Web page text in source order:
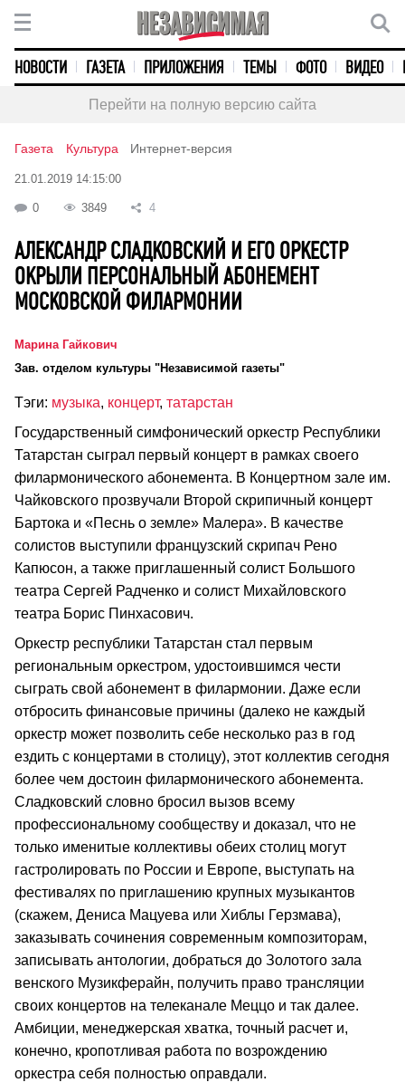
НОВОСТИ ГАЗЕТА ПРИЛОЖЕНИЯ ТЕМЫ ФОТО ВИДЕО
Перейти на полную версию сайта
Газета Культура Интернет-версия
21.01.2019 14:15:00
0 3849 4
АЛЕКСАНДР СЛАДКОВСКИЙ И ЕГО ОРКЕСТР
ОКРЫЛИ ПЕРСОНАЛЬНЫЙ АБОНЕМЕНТ
МОСКОВСКОЙ ФИЛАРМОНИИ
Марина Гайкович
Зав. отделом культуры "Независимой газеты"
Тэги: музыка, концерт, татарстан
Государственный симфонический оркестр Республики
Татарстан сыграл первый концерт в рамках своего
филармонического абонемента. В Концертном зале им.
Чайковского прозвучали Второй скрипичный концерт
Бартока и «Песнь о земле» Малера». В качестве
солистов выступили французский скрипач Рено
Капюсон, а также приглашенный солист Большого
театра Сергей Радченко и солист Михайловского
театра Борис Пинхасович.
Оркестр республики Татарстан стал первым
региональным оркестром, удостоившимся чести
сыграть свой абонемент в филармонии. Даже если
отбросить финансовые причины (далеко не каждый
оркестр может позволить себе несколько раз в год
ездить с концертами в столицу), этот коллектив сегодня
более чем достоин филармонического абонемента.
Сладковский словно бросил вызов всему
профессиональному сообществу и доказал, что не
только именитые коллективы обеих столиц могут
гастролировать по России и Европе, выступать на
фестивалях по приглашению крупных музыкантов
(скажем, Дениса Мацуева или Хиблы Герзмава),
заказывать сочинения современным композиторам,
записывать антологии, добраться до Золотого зала
венского Музикферайн, получить право трансляции
своих концертов на телеканале Меццо и так далее.
Амбиции, менеджерская хватка, точный расчет и,
конечно, кропотливая работа по возрождению
оркестра себя полностью оправдали.